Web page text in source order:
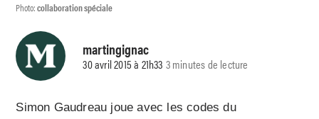
Photo:collaboration spéciale
martingignac
30 avril 2015 à 21h33 3 minutes de lecture
Simon Gaudreau joue avec les codes du